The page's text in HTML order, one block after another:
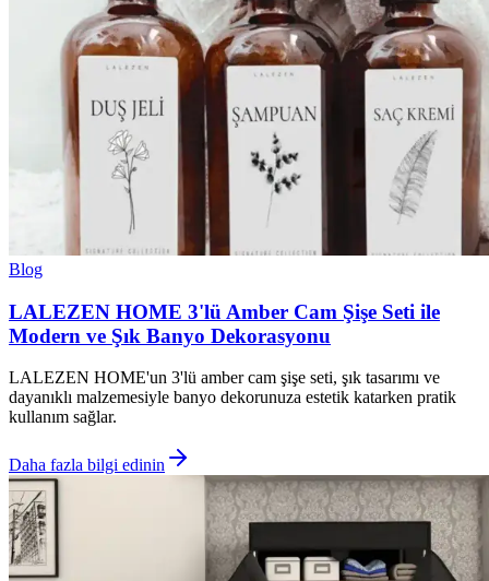
Blog
LALEZEN HOME 3'lü Amber Cam Şişe Seti ile
Modern ve Şık Banyo Dekorasyonu
LALEZEN HOME'un 3'lü amber cam şişe seti, şık tasarımı ve
dayanıklı malzemesiyle banyo dekorunuza estetik katarken pratik
kullanım sağlar.
Daha fazla bilgi edinin